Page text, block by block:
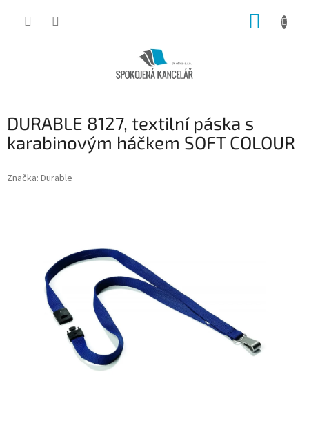
DURABLE 8127, textilní páska s
karabinovým háčkem SOFT COLOUR
Značka: Durable